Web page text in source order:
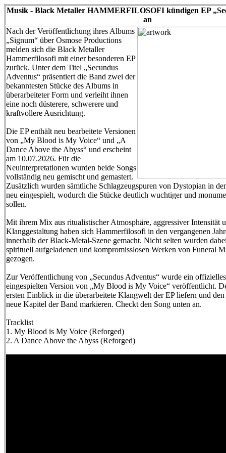
Musik - Black Metaller HAMMERFILOSOFI kündigen EP
an
Nach der Veröffentlichung ihres Albums
„Signum“ über Osmose Productions
melden sich die Black Metaller
Hammerfilosofi mit einer besonderen EP
zurück. Unter dem Titel „Secundus
Adventus“ präsentiert die Band zwei der
bekanntesten Stücke des Albums in
überarbeiteter Form und verleiht ihnen
eine noch düsterere, schwerere und
kraftvollere Ausrichtung.
Die EP enthält neu bearbeitete Versionen
von „My Blood is My Voice“ und „A
Dance Above the Abyss“ und erscheint
am 10.07.2026. Für die
Neuinterpretationen wurden beide Songs
vollständig neu gemischt und gemastert.
Zusätzlich wurden sämtliche Schlagzeugspuren von Dystopian in
neu eingespielt, wodurch die Stücke deutlich wuchtiger und
sollen.
Mit ihrem Mix aus ritualistischer Atmosphäre, aggressiver Intensität
Klanggestaltung haben sich Hammerfilosofi in den vergangenen
innerhalb der Black-Metal-Szene gemacht. Nicht selten wurden
spirituell aufgeladenen und kompromisslosen Werken von Funeral
gezogen.
Zur Veröffentlichung von „Secundus Adventus“ wurde ein
eingespielten Version von „My Blood is My Voice“ veröffentlicht.
ersten Einblick in die überarbeitete Klangwelt der EP liefern und
neue Kapitel der Band markieren. Checkt den Song unten an.
Tracklist
1. My Blood is My Voice (Reforged)
2. A Dance Above the Abyss (Reforged)